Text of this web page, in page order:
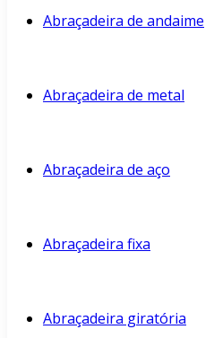
Abraçadeira de andaime
Abraçadeira de metal
Abraçadeira de aço
Abraçadeira fixa
Abraçadeira giratória